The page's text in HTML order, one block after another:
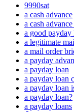
9990sat
a cash advance
a cash
a good
a legitimate
a mail order
a payday
a payday loan
a payday loan
a payday loan
a payday loan?
a payday loans